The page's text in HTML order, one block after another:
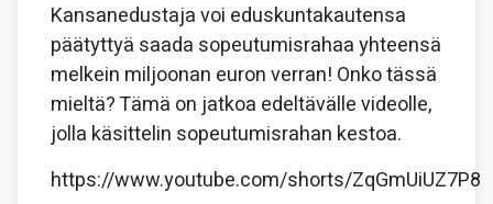
Kansanedustaja voi eduskuntakautensa
päätyttyä saada sopeutumisrahaa yhteensä
melkein miljoonan euron verran! Onko tässä
mieltä? Tämä on jatkoa edeltävälle videolle,
jolla käsittelin sopeutumisrahan kestoa.
https://www.youtube.com/shorts/ZqGmUiUZ7P8